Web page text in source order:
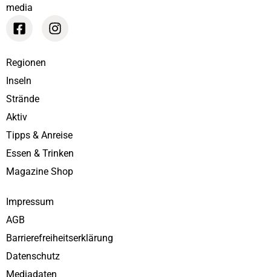
media
Regionen
Inseln
Strände
Aktiv
Tipps & Anreise
Essen & Trinken
Magazine Shop
Impressum
AGB
Barrierefreiheitserklärung
Datenschutz
Mediadaten